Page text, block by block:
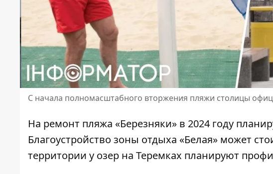
С начала полномасштабного вторжения пляжи столицы
На ремонт пляжа «Березняки» в 2024 году
Благоустройство зоны отдыха «Белая» может
территории у озер на Теремках планируют